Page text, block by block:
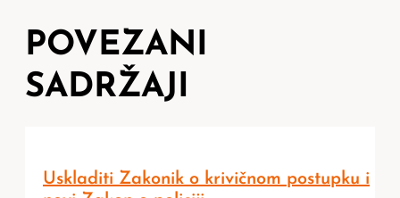
POVEZANI
SADRŽAJI
Uskladiti Zakonik o krivičnom postupku i